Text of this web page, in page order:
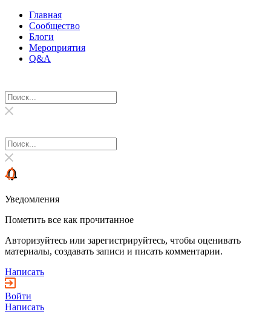
Главная
Сообщество
Блоги
Мероприятия
Q&A
Уведомления
Пометить все как прочитанное
Авторизуйтесь или зарегистрируйтесь, чтобы оценивать
материалы, создавать записи и писать комментарии.
Написать
Войти
Написать